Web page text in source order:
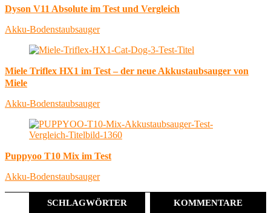
Dyson V11 Absolute im Test und Vergleich
Akku-Bodenstaubsauger
Miele Triflex HX1 im Test – der neue Akkustaubsauger von
Miele
Akku-Bodenstaubsauger
Puppyoo T10 Mix im Test
Akku-Bodenstaubsauger
SCHLAGWÖRTER KOMMENTARE